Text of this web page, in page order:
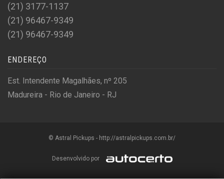
(21) 3177-1137
(21) 96467-9349
(21) 96467-9349
ENDEREÇO
Est. Intendente Magalhães, nº 205
Madureira - Rio de Janeiro - RJ
© Astral Pickups - http://astralpickups.com.br/
Desenvolvido por